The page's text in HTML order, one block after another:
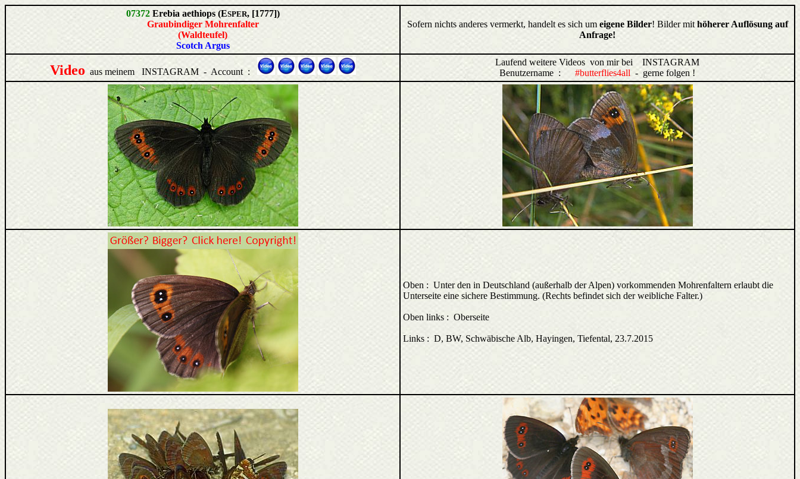
07372 Erebia aethiops (ESPER, [1777])
Graubindiger Mohrenfalter
(Waldteufel)
Scotch Argus
Sofern nichts anderes vermerkt, handelt es sich um eigene Bilder! Bilder mit höherer Auflösung auf
Anfrage!
Videoaus meinem INSTAGRAM - Account :
Laufend weitere Videos von mir bei INSTAGRAM
Benutzername : #butterflies4all - gerne folgen !
Oben : Unter den in Deutschland (außerhalb der Alpen) vorkommenden Mohrenfaltern erlaubt die
Unterseite eine sichere Bestimmung. (Rechts befindet sich der weibliche Falter.)
Oben links : Oberseite
Links : D, BW, Schwäbische Alb, Hayingen, Tiefental, 23.7.2015